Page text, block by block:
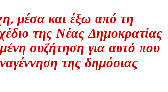
μέσα και έξω από τη
της Νέας Δημοκρατίας
συζήτηση για αυτό που
της δημόσιας